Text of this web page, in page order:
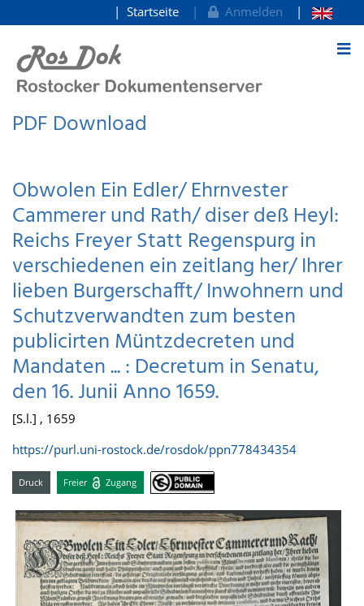
zum Inhalt
Startseite Anmelden
PDF Download
Obwolen Ein Edler/ Ehrnvester
Cammerer und Rath/ diser deß Heyl:
Reichs Freyer Statt Regenspurg in
verschiedenen ein zeitlang her/ Ihrer
lieben Burgerschafft/ Inwohnern und
Schutzverwandten zum besten
publicirten Müntzdecreten und
Mandaten ... : Decretum in Senatu,
den 16. Junii Anno 1659.
[S.l.] , 1659
https://purl.uni-rostock.de/rosdok/ppn778434354
Druck Freier Zugang